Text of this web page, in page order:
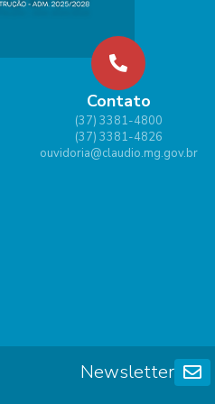
Contato
(37) 3381-4800
(37) 3381-4826
ouvidoria@claudio.mg.gov.br
Newsletter